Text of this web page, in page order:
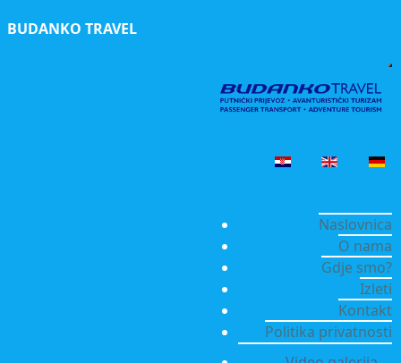
BUDANKO TRAVEL
Naslovnica
O nama
Gdje smo?
Izleti
Kontakt
Politika privatnosti